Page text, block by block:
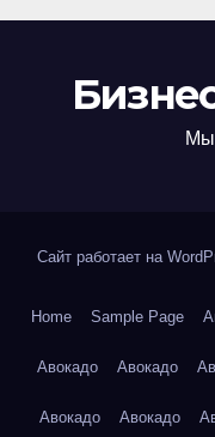
Сайт работает на
Home Sample Page
Авокадо Авокадо
Авокадо Авокадо